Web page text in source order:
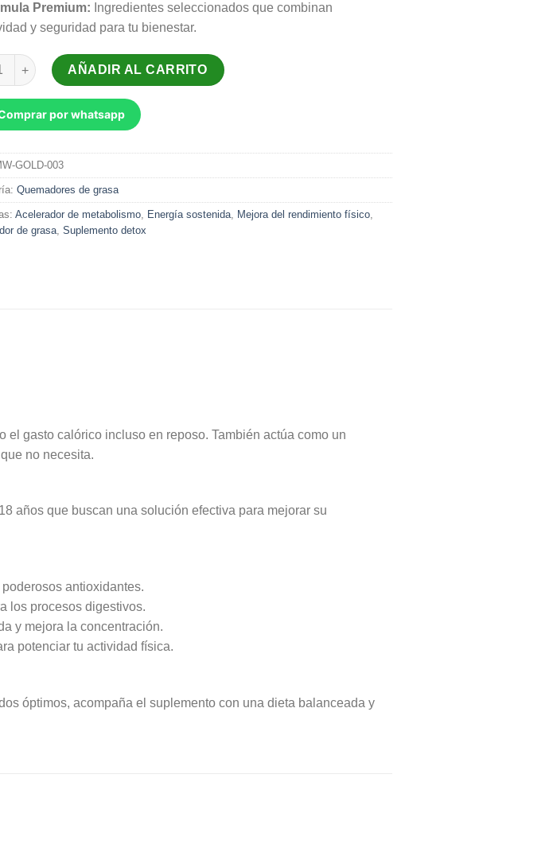
Premium: Ingredientes seleccionados que combinan
y seguridad para tu bienestar.
MW Gold cantidad
AÑADIR AL CARRITO
por whatsapp
GOLD-003
Quemadores de grasa
Acelerador de metabolismo Energía sostenida Mejora del rendimiento físico
de grasa ,Suplemento detox
gasto calórico incluso en reposo. También actúa como un
no necesita.
años que buscan una solución efectiva para mejorar su
antioxidantes.
los procesos digestivos.
y mejora la concentración.
potenciar tu actividad física.
óptimos, acompaña el suplemento con una dieta balanceada y